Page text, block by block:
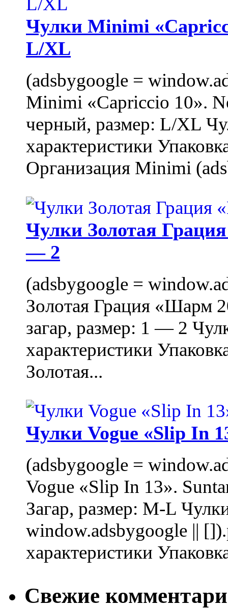
Чулки Minimi
L/XL
(adsbygoogle =
Minimi «Capriccio 10».
черный, размер: L/XL
характеристики
Организация Minimi
Чулки Золотая
— 2
(adsbygoogle =
Золотая Грация «Шарм
загар, размер: 1 — 2
характеристики
Золотая...
Чулки Vogue «Slip In
(adsbygoogle =
Vogue «Slip In 13».
Загар, размер: M-L
window.adsbygoogle ||
характеристики
Свежие